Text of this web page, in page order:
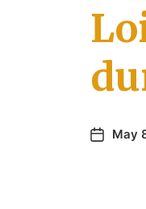
May